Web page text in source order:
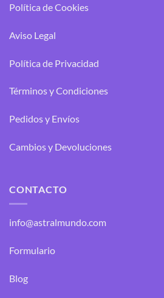
Política de Cookies
Aviso Legal
Política de Privacidad
Términos y Condiciones
Pedidos y Envíos
Cambios y Devoluciones
CONTACTO
info@astralmundo.com
Formulario
Blog